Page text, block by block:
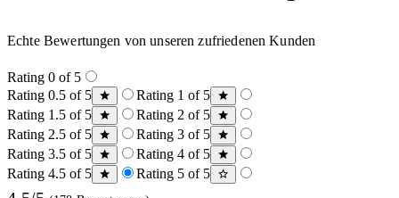
Echte Bewertungen von unseren zufriedenen Kunden
Rating 0 of 5
Rating 0.5 of 5
Rating 1 of 5
Rating 1.5 of 5
Rating 2 of 5
Rating 2.5 of 5
Rating 3 of 5
Rating 3.5 of 5
Rating 4 of 5
Rating 4.5 of 5
Rating 5 of 5